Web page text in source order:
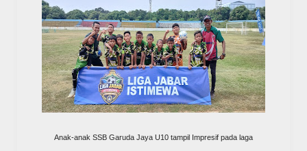
Anak-anak SSB Garuda Jaya U10 tampil Impresif pada laga